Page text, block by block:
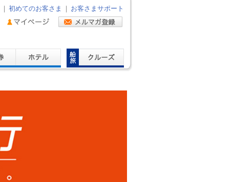
初めてのお客さま お客さまサポート